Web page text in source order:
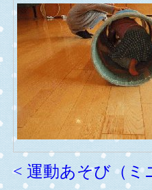
< 運動あそび（ミ